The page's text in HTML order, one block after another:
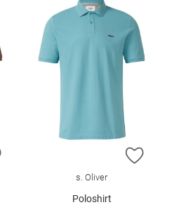
ZUR WUNSCHLISTE HINZUFÜGEN
ZUR
s. Oliver
Poloshirt